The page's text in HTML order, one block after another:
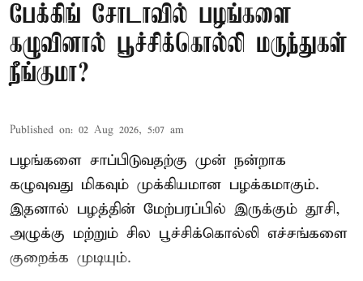
பேக்கிங் சோடாவில் பழங்களை
கழுவினால் பூச்சிக்கொல்லி மருந்துகள்
நீங்குமா?
Published on: 02 Aug 2026, 5:07 am
பழங்களை சாப்பிடுவதற்கு முன் நன்றாக
கழுவுவது மிகவும் முக்கியமான பழக்கமாகும்.
இதனால் பழத்தின் மேற்பரப்பில் இருக்கும் தூசி,
அழுக்கு மற்றும் சில பூச்சிக்கொல்லி எச்சங்களை
குறைக்க முடியும்.